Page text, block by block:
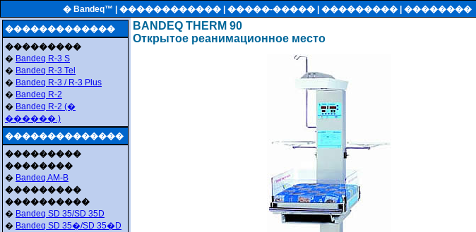
� Bandeq™ | ������������ | �����-����� | ���������
| ��������
�������������
���������
� Bandeq R-3 S
� Bandeq R-3 Tel
� Bandeq R-3 / R-3 Plus
� Bandeq R-2
� Bandeq R-2 (�
������.)
��������������
���������
��������
� Bandeq AM-B
���������
����������
� Bandeq SD 35/SD 35D
� Bandeq SD 35�/SD 35�D
BANDEQ THERM 90
Открытое реанимационное место